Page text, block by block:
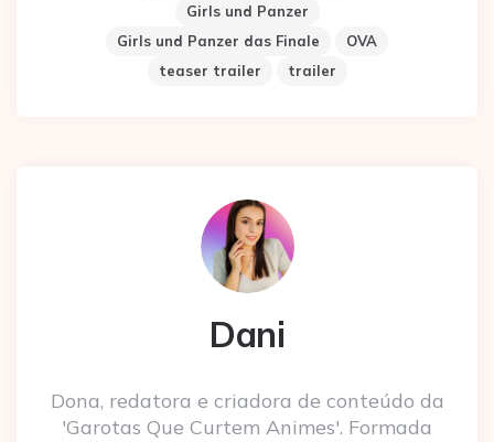
Girls und Panzer
Girls und Panzer das Finale
OVA
teaser trailer
trailer
Dani
Dona, redatora e criadora de conteúdo da
'Garotas Que Curtem Animes'. Formada